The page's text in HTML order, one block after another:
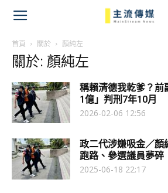
首頁 關於 顏純左
關於: 顏純左
稱賴清德我乾爹？前
1億」判刑7年10月
2026-02-06 12:56
政二代涉嫌吸金／顏
跑路、參選議員夢碎
2025-06-18 22:17